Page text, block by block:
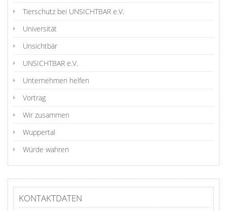
Tierschutz bei UNSICHTBAR e.V.
Universität
Unsichtbär
UNSICHTBAR e.V.
Unternehmen helfen
Vortrag
Wir zusammen
Wuppertal
Würde wahren
KONTAKTDATEN